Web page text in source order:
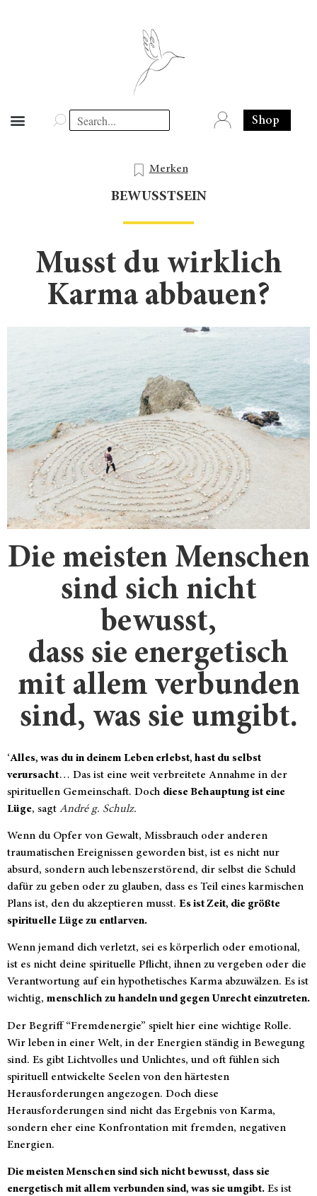
Shop
Merken
BEWUSSTSEIN
Musst du wirklich
Karma abbauen?
Die meisten Menschen
sind sich nicht
bewusst,
dass sie energetisch
mit allem verbunden
sind, was sie umgibt.
‘Alles, was du in deinem Leben erlebst, hast du selbst
verursacht… Das ist eine weit verbreitete Annahme in der
spirituellen Gemeinschaft. Doch diese Behauptung ist eine
Lüge, sagt André g. Schulz.
Wenn du Opfer von Gewalt, Missbrauch oder anderen
traumatischen Ereignissen geworden bist, ist es nicht nur
absurd, sondern auch lebenszerstörend, dir selbst die Schuld
dafür zu geben oder zu glauben, dass es Teil eines karmischen
Plans ist, den du akzeptieren musst. Es ist Zeit, die größte
spirituelle Lüge zu entlarven.
Wenn jemand dich verletzt, sei es körperlich oder emotional,
ist es nicht deine spirituelle Pflicht, ihnen zu vergeben oder die
Verantwortung auf ein hypothetisches Karma abzuwälzen. Es ist
wichtig, menschlich zu handeln und gegen Unrecht einzutreten.
Der Begriff “Fremdenergie” spielt hier eine wichtige Rolle.
Wir leben in einer Welt, in der Energien ständig in Bewegung
sind. Es gibt Lichtvolles und Unlichtes, und oft fühlen sich
spirituell entwickelte Seelen von den härtesten
Herausforderungen angezogen. Doch diese
Herausforderungen sind nicht das Ergebnis von Karma,
sondern eher eine Konfrontation mit fremden, negativen
Energien.
Die meisten Menschen sind sich nicht bewusst, dass sie
energetisch mit allem verbunden sind, was sie umgibt. Es ist